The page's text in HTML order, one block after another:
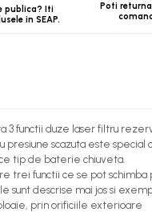
publica? Iti
in SEAP.
Poti
3 functii duze laser filtru
presiune scazuta este special
tip de baterie chiuveta.
trei functii ce se pot schimba
sunt descrise mai jos si
prin orificiile exterioare